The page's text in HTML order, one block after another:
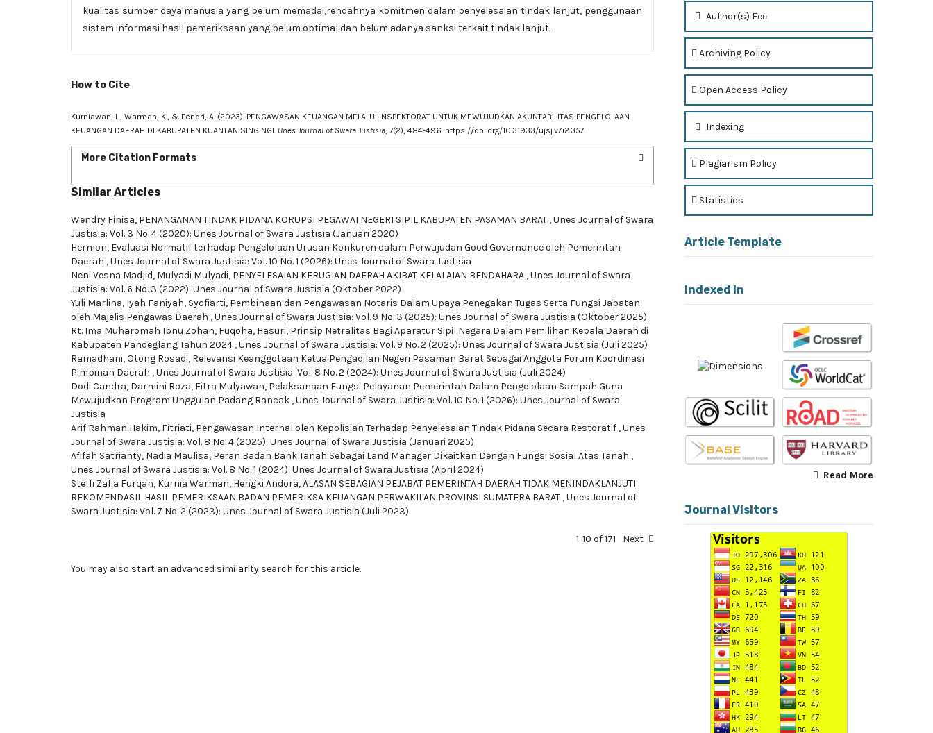
kualitas sumber daya manusia yang belum memadai,rendahnya komitmen dalam penyelesaian tindak lanjut, penggunaan
sistem informasi hasil pemeriksaan yang belum optimal dan belum adanya sanksi terkait tindak lanjut.
How to Cite
Kurniawan, L., Warman, K., & Fendri, A. (2023). PENGAWASAN KEUANGAN MELALUI INSPEKTORAT UNTUK MEWUJUDKAN AKUNTABILITAS PENGELOLAAN
KEUANGAN DAERAH DI KABUPATEN KUANTAN SINGINGI. Unes Journal of Swara Justisia, 7(2), 484-496. https://doi.org/10.31933/ujsj.v7i2.357
More Citation Formats
Similar Articles
Wendry Finisa, PENANGANAN TINDAK PIDANA KORUPSI PEGAWAI NEGERI SIPIL KABUPATEN PASAMAN BARAT ,Unes Journal of Swara
Justisia: Vol. 3 No. 4 (2020): Unes Journal of Swara Justisia (Januari 2020)
Hermon, Evaluasi Normatif terhadap Pengelolaan Urusan Konkuren dalam Perwujudan Good Governance oleh Pemerintah
Daerah ,Unes Journal of Swara Justisia: Vol. 10 No. 1 (2026): Unes Journal of Swara Justisia
Neni Vesna Madjid, Mulyadi Mulyadi, PENYELESAIAN KERUGIAN DAERAH AKIBAT KELALAIAN BENDAHARA ,Unes Journal of Swara
Justisia: Vol. 6 No. 3 (2022): Unes Journal of Swara Justisia (Oktober 2022)
Yuli Marlina, Iyah Faniyah, Syofiarti, Pembinaan dan Pengawasan Notaris Dalam Upaya Penegakan Tugas Serta Fungsi Jabatan
oleh Majelis Pengawas Daerah ,Unes Journal of Swara Justisia: Vol. 9 No. 3 (2025): Unes Journal of Swara Justisia (Oktober 2025)
Rt. Ima Muharomah Ibnu Zohan, Fuqoha, Hasuri, Prinsip Netralitas Bagi Aparatur Sipil Negara Dalam Pemilihan Kepala Daerah di
Kabupaten Pandeglang Tahun 2024 ,Unes Journal of Swara Justisia: Vol. 9 No. 2 (2025): Unes Journal of Swara Justisia (Juli 2025)
Ramadhani, Otong Rosadi, Relevansi Keanggotaan Ketua Pengadilan Negeri Pasaman Barat Sebagai Anggota Forum Koordinasi
Pimpinan Daerah ,Unes Journal of Swara Justisia: Vol. 8 No. 2 (2024): Unes Journal of Swara Justisia (Juli 2024)
Dodi Candra, Darmini Roza, Fitra Mulyawan, Pelaksanaan Fungsi Pelayanan Pemerintah Dalam Pengelolaan Sampah Guna
Mewujudkan Program Unggulan Padang Rancak ,Unes Journal of Swara Justisia: Vol. 10 No. 1 (2026): Unes Journal of Swara
Justisia
Arif Rahman Hakim, Fitriati, Pengawasan Internal oleh Kepolisian Terhadap Penyelesaian Tindak Pidana Secara Restoratif ,Unes
Journal of Swara Justisia: Vol. 8 No. 4 (2025): Unes Journal of Swara Justisia (Januari 2025)
Afifah Satrianty, Nadia Maulisa, Peran Badan Bank Tanah Sebagai Land Manager Dikaitkan Dengan Fungsi Sosial Atas Tanah ,
Unes Journal of Swara Justisia: Vol. 8 No. 1 (2024): Unes Journal of Swara Justisia (April 2024)
Steffi Zafia Furqan, Kurnia Warman, Hengki Andora,ALASAN SEBAGIAN PEJABAT PEMERINTAH DAERAH TIDAK MENINDAKLANJUTI
REKOMENDASIL HASIL PEMERIKSAAN BADAN PEMERIKSA KEUANGAN PERWAKILAN PROVINSI SUMATERA BARAT ,Unes Journal of
Swara Justisia: Vol. 7 No. 2 (2023): Unes Journal of Swara Justisia (Juli 2023)
1-10 of 171 Next
You may also start an advanced similarity search for this article.
Author(s) Fee
Archiving Policy
Open Access Policy
Indexing
Plagiarism Policy
Statistics
Article Template
Indexed In
Read More
Journal Visitors